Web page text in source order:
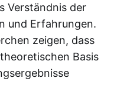
Verständnis der
und Erfahrungen.
zeigen, dass
Basis